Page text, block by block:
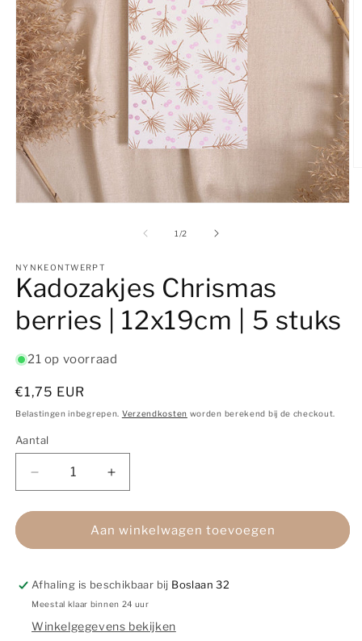
1 /van
2
NYNKEONTWERPT
Kadozakjes Chrismas
berries | 12x19cm | 5 stuks
21 op voorraad
Normale
prijs
€1,75 EUR
Belastingen inbegrepen. Verzendkosten worden berekend bij de checkout.
Aantal
Aantal
Aantal
verlagen
voor
Kadozakjes
Chrismas
|
12x19cm
5
Aantal
verhogen
voor
Kadozakjes
Chrismas
|
12x19cm
5
Aan winkelwagen toevoegen
Afhaling is beschikbaar bij Boslaan 32
Meestal klaar binnen 24 uur
Winkelgegevens bekijken